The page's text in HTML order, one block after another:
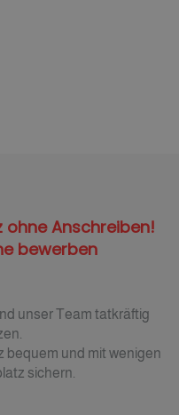
Anschreiben!
bewerben
unser Team tatkräftig
bequem und mit wenigen
sichern.